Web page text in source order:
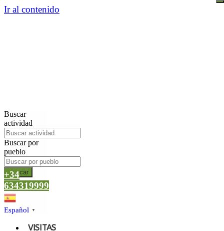
Ir al contenido
Buscar
actividad
Buscar por
pueblo
Buscar
+34
634319999
Español ▼
VISITAS